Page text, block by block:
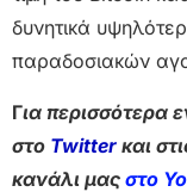
δυνητικά
παραδοσιακών
Για περισσότερα
στο Twitter και
κανάλι μας στο